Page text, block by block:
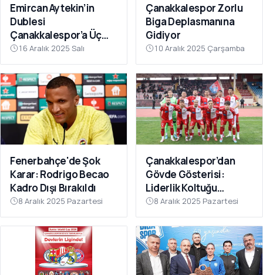
Emircan Aytekin’in
Dublesi
Çanakkalespor’a Üç
Puanı Getirdi
16 Aralık 2025 Salı
Çanakkalespor Zorlu
Biga Deplasmanına
Gidiyor
10 Aralık 2025 Çarşamba
Fenerbahçe'de Şok
Karar: Rodrigo Becao
Kadro Dışı Bırakıldı
8 Aralık 2025 Pazartesi
Çanakkalespor’dan
Gövde Gösterisi:
Liderlik Koltuğu
Bırakılmıyor!
8 Aralık 2025 Pazartesi